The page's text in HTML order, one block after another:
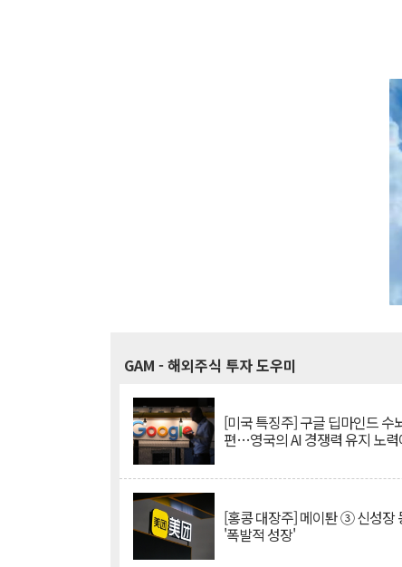
GAM - 해외주식 투자 도우미
[미국 특징주] 구글 딥마인드 수
편…영국의 AI 경쟁력 유지 노력
[홍콩 대장주] 메이퇀 ③ 신성장
'폭발적 성장'